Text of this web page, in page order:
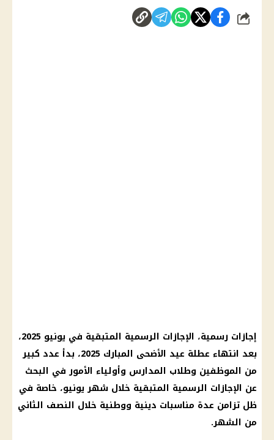
شارك
إجازات رسمية، الإجازات الرسمية المتبقية في يونيو 2025
،
بعد انتهاء عطلة عيد الأضحى المبارك
2025، بدأ عدد كبير
من الموظفين وطلاب المدارس وأولياء الأمور في البحث
عن الإجازات الرسمية المتبقية خلال شهر يونيو، خاصة في
ظل تزامن عدة مناسبات دينية ووطنية خلال النصف الثاني
من الشهر.